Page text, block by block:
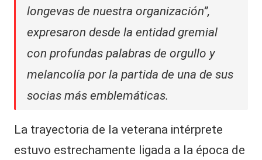
longevas de nuestra organización”,
expresaron desde la entidad gremial
con profundas palabras de orgullo y
melancolía por la partida de una de sus
socias más emblemáticas.
La trayectoria de la veterana intérprete
estuvo estrechamente ligada a la época de